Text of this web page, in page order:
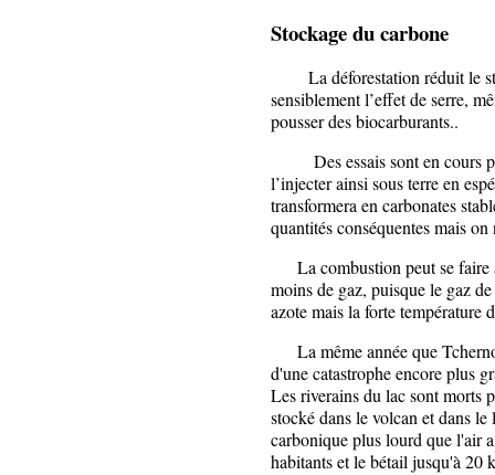
Stockage du carbone
La déforestation réduit le
sensiblement l’effet de serre,
pousser des biocarburants..
Des essais sont en cours
l’injecter ainsi sous terre en
transformera en carbonates
quantités conséquentes mais
La combustion peut se faire
moins de gaz, puisque le gaz
azote mais la forte température
La même année que
d'une catastrophe encore plus
Les riverains du lac sont morts
stocké dans le volcan et dans
carbonique plus lourd que l'air
habitants et le bétail jusqu'à 20